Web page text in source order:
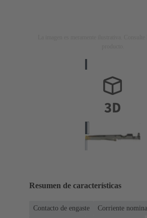
Resumen de características
Contacto de engaste
Corriente